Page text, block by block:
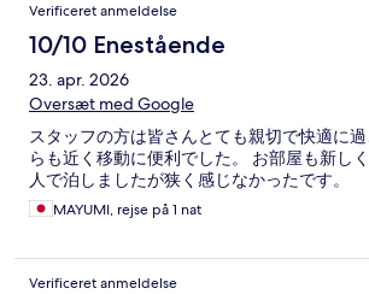
Verificeret anmeldelse
10/10 Enestående
23. apr. 2026
Oversæt med Google
スタッフの方は皆さんとても親切で快適に
らも近く移動に便利でした。 お部屋も新し
人で泊しましたが狭く感じなかったです。
MAYUMI, rejse på 1 nat
Verificeret anmeldelse